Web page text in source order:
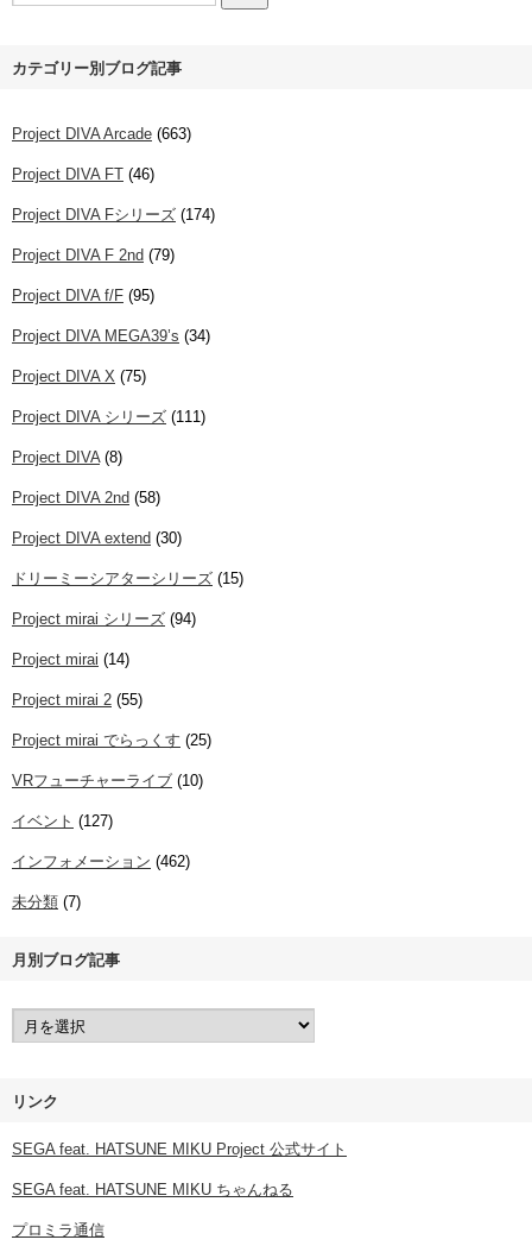
カテゴリー別ブログ記事
Project DIVA Arcade (663)
Project DIVA FT (46)
Project DIVA Fシリーズ (174)
Project DIVA F 2nd (79)
Project DIVA f/F (95)
Project DIVA MEGA39’s (34)
Project DIVA X (75)
Project DIVA シリーズ (111)
Project DIVA(8)
Project DIVA 2nd (58)
Project DIVA extend (30)
ドリーミーシアターシリーズ (15)
Project mirai シリーズ (94)
Project mirai (14)
Project mirai 2 (55)
Project mirai でらっくす (25)
VRフューチャーライブ (10)
イベント (127)
インフォメーション (462)
未分類 (7)
月別ブログ記事
リンク
SEGA feat. HATSUNE MIKU Project 公式サイト
SEGA feat. HATSUNE MIKU ちゃんねる
プロミラ通信